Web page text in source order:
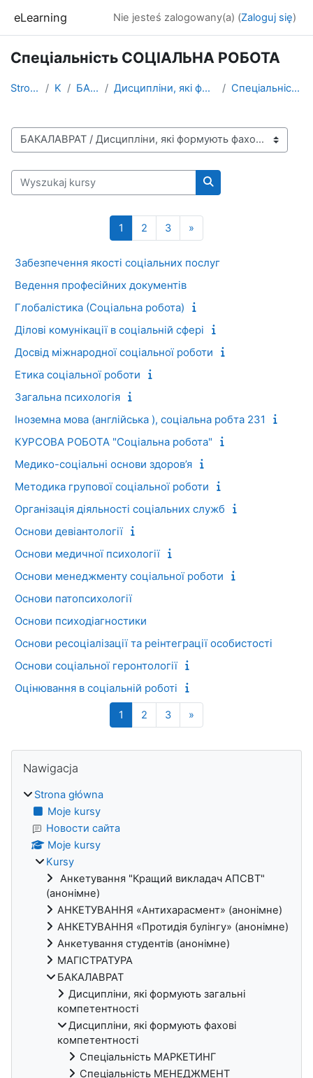
eLearning Nie jesteś zalogowany(a) (Zaloguj się)
Спеціальність СОЦІАЛЬНА РОБОТА
Strona główna Kursy БАКАЛАВРАТ Дисципліни, які формують фахові компетентності Спеціальність СОЦІАЛЬНА РОБОТА
Kategorie kursów
Wyszukaj kursy
Wyszukaj kursy
1 Strona 1
2 Strona 2
3Strona 3
»
Забезпечення якості соціальних послуг
Ведення професійних документів
Глобалiстика (Соціальна робота)
Ділові комунікації в соціальній сфері
Досвід міжнародної соціальної роботи
Етика соціальної роботи
Загальна психологія
Іноземна мова (англійська ), соціальна робта 231
КУРСОВА РОБОТА "Соціальна робота"
Медико-соціальні основи здоров’я
Методика групової соціальної роботи
Організація діяльності соціальних служб
Основи девіантології
Основи медичної психології
Основи менеджменту соціальної роботи
Основи патопсихології
Основи психодіагностики
Основи ресоціалізації та реінтеграції особистості
Основи соціальної геронтології
Оцінювання в соціальній роботі
1 Strona 1
2 Strona 2
3Strona 3
»
Bloki
Nawigacja
Strona główna
Moje kursy
Новости сайта
Moje kursy
Kursy
Анкетування "Кращий викладач АПСВТ"
(анонімне)
АНКЕТУВАННЯ «Антихарасмент» (анонімне)
АНКЕТУВАННЯ «Протидія булінгу» (анонімне)
Анкетування студентів (анонімне)
МАГІСТРАТУРА
БАКАЛАВРАТ
Дисципліни, які формують загальні
компетентності
Дисципліни, які формують фахові
компетентності
Спеціальність МАРКЕТИНГ
Спеціальність МЕНЕДЖМЕНТ